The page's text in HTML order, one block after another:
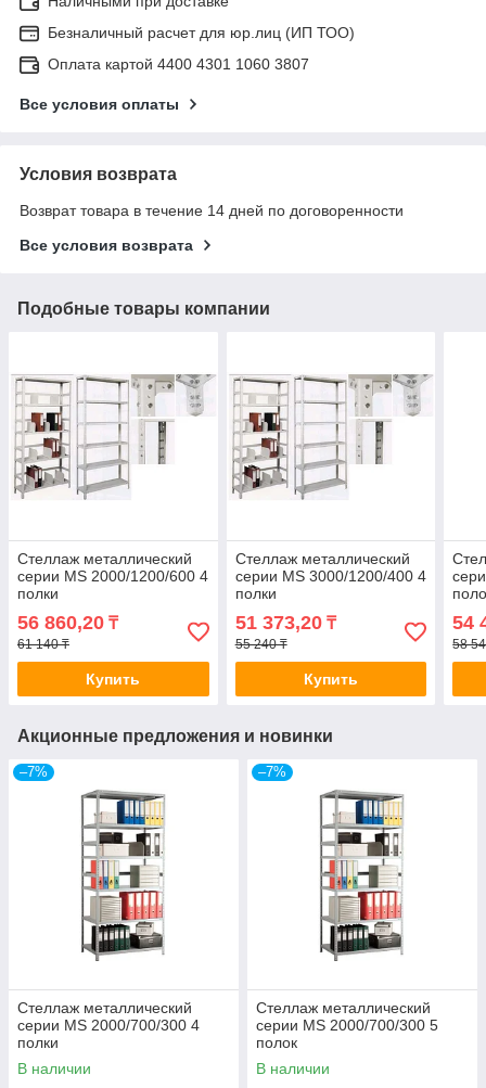
Безналичный расчет для юр.лиц (ИП ТОО)
Оплата картой 4400 4301 1060 3807
Все условия оплаты
Условия возврата
Возврат товара в течение 14 дней по договоренности
Все условия возврата
Подобные товары компании
Стеллаж металлический
серии MS 2000/1200/600 4
полки
56 860,20 ₸
61 140 ₸
Купить
Стеллаж металлический
серии MS 3000/1200/400 4
полки
51 373,20₸
55 240 ₸
Купить
54
58
Акционные предложения и новинки
–7%
Стеллаж металлический
серии MS 2000/700/300 4
полки
В наличии
–7%
Стеллаж металлический
серии MS 2000/700/300 5
полок
В наличии